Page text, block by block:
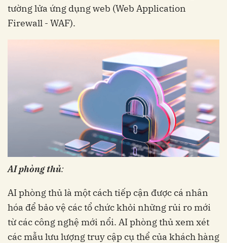
tường lửa ứng dụng web (Web Application
Firewall - WAF).
AI phòng thủ:
AI phòng thủ là một cách tiếp cận được cá nhân
hóa để bảo vệ các tổ chức khỏi những rủi ro mới
từ các công nghệ mới nổi. AI phòng thủ xem xét
các mẫu lưu lượng truy cập cụ thể của khách hàng